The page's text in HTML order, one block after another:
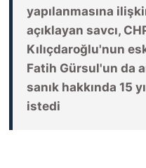
yapılanmasına
açıklayan savcı,
Kılıçdaroğlu'nun
Fatih Gürsul'un da
sanık hakkında 15
istedi
SİYASET
SON DAKİKA
SPOR